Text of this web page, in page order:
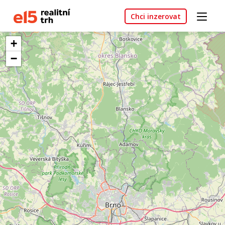
Chci inzerovat
+
−